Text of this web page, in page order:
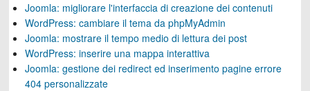
Joomla: migliorare l'interfaccia di creazione dei contenuti
WordPress: cambiare il tema da phpMyAdmin
Joomla: mostrare il tempo medio di lettura dei post
WordPress: inserire una mappa interattiva
Joomla: gestione dei redirect ed inserimento pagine errore
404 personalizzate